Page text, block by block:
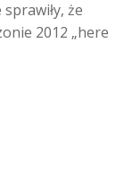
że
2012 „here